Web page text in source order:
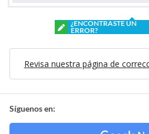
¿ENCONTRASTE UN
ERROR?
Revisa nuestra página de
Síguenos en: